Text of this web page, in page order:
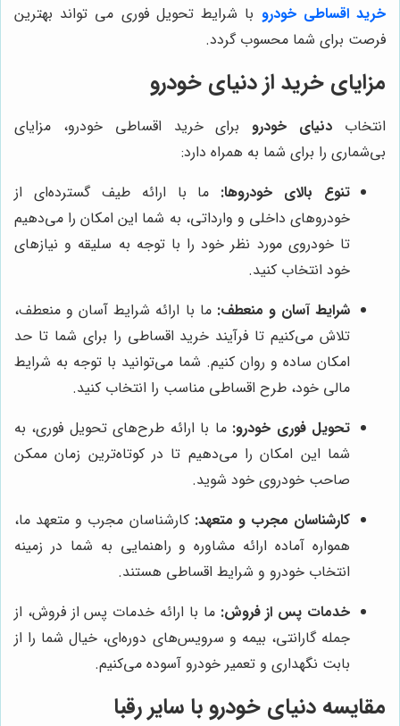
خرید اقساطی خودرو با شرایط تحویل فوری می تواند بهترین
فرصت برای شما محسوب گردد.
مزایای خرید از دنیای خودرو
انتخاب دنیای خودروبرای خرید اقساطی خودرو، مزایای
بی‌شماری را برای شما به همراه دارد:
تنوع بالای خودروها: ما با ارائه طیف گسترده‌ای از
خودروهای داخلی و وارداتی، به شما این امکان را می‌دهیم
تا خودروی مورد نظر خود را با توجه به سلیقه و نیازهای
خود انتخاب کنید.
شرایط آسان و منعطف: ما با ارائه شرایط آسان و منعطف،
تلاش می‌کنیم تا فرآیند خرید اقساطی را برای شما تا حد
امکان ساده و روان کنیم. شما می‌توانید با توجه به شرایط
مالی خود، طرح اقساطی مناسب را انتخاب کنید.
تحویل فوری خودرو: ما با ارائه طرح‌های تحویل فوری، به
شما این امکان را می‌دهیم تا در کوتاه‌ترین زمان ممکن
صاحب خودروی خود شوید.
کارشناسان مجرب و متعهد: کارشناسان مجرب و متعهد ما،
همواره آماده ارائه مشاوره و راهنمایی به شما در زمینه
انتخاب خودرو و شرایط اقساطی هستند.
خدمات پس از فروش: ما با ارائه خدمات پس از فروش، از
جمله گارانتی، بیمه و سرویس‌های دوره‌ای، خیال شما را از
بابت نگهداری و تعمیر خودرو آسوده می‌کنیم.
مقایسه دنیای خودرو با سایر رقبا